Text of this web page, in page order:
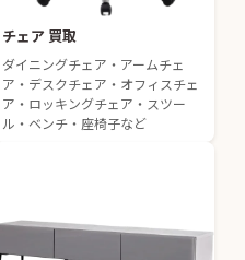
チェア 買取
ダイニングチェア・アームチェ
ア・デスクチェア・オフィスチェ
ア・ロッキングチェア・スツー
ル・ベンチ・座椅子など